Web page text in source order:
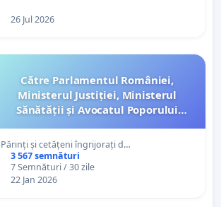
26 Jul 2026
Către Parlamentul României,
Ministerul Justiției, Ministerul
Sănătății și Avocatul Poporului
minorilor extrem de periculoși care
comit fapte de violență gravă!
Părinți și cetățeni îngrijorați d…
3 567 semnături
7 Semnături / 30 zile
22 Jan 2026